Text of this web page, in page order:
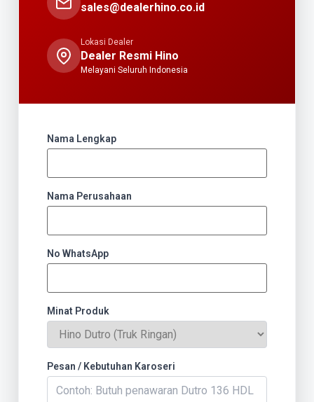
sales@dealerhino.co.id
Lokasi Dealer
Dealer Resmi Hino
Melayani Seluruh Indonesia
Nama Lengkap
Nama Perusahaan
No WhatsApp
Minat Produk
Pesan / Kebutuhan Karoseri